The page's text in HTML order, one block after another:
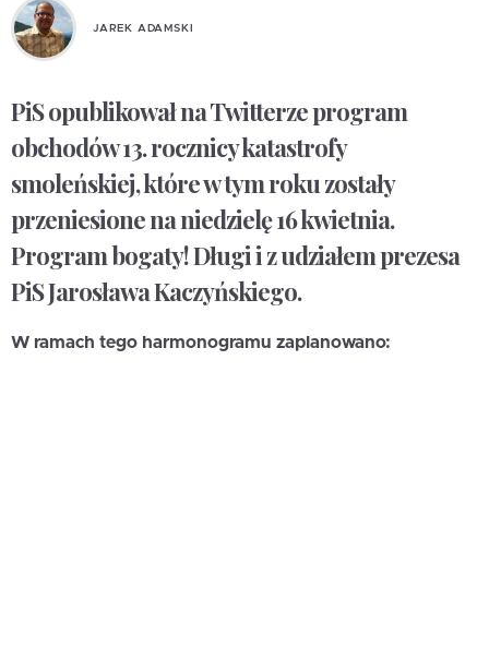
JAREK ADAMSKI
PiS opublikował na Twitterze program
obchodów 13. rocznicy katastrofy
smoleńskiej, które w tym roku zostały
przeniesione na niedzielę 16 kwietnia.
Program bogaty! Długi i z udziałem prezesa
PiS Jarosława Kaczyńskiego.
W ramach tego harmonogramu zaplanowano: